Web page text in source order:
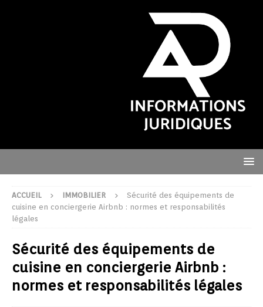
ACCUEIL IMMOBILIER
Sécurité des équipements de
cuisine en conciergerie Airbnb : normes et responsabilités
légales
Sécurité des équipements de
cuisine en conciergerie Airbnb :
normes et responsabilités légales